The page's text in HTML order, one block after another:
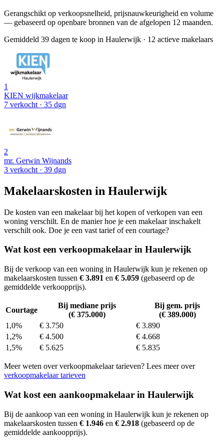
Gerangschikt op verkoopsnelheid, prijsnauwkeurigheid en volume
— gebaseerd op openbare bronnen van de afgelopen 12 maanden.
Gemiddeld 39 dagen te koop in Haulerwijk · 12 actieve makelaars
1
KIEN wijkmakelaar
7 verkocht · 35 dgn
2
mr. Gerwin Wijnands
3 verkocht · 39 dgn
Makelaarskosten in Haulerwijk
De kosten van een makelaar bij het kopen of verkopen van een
woning verschilt. En de manier hoe je een makelaar inschakelt
verschilt ook. Doe je een vast tarief of een courtage?
Wat kost een verkoopmakelaar in Haulerwijk
Bij de verkoop van een woning in Haulerwijk kun je rekenen op
makelaarskosten tussen € 3.891 en € 5.059 (gebaseerd op de
gemiddelde verkoopprijs).
Courtage
Bij mediane prijs
(€ 375.000)
Bij gem. prijs
(€ 389.000)
1,0%
€ 3.750
€ 3.890
1,2%
€ 4.500
€ 4.668
1,5%
€ 5.625 € 5.835
Meer weten over verkoopmakelaar tarieven? Lees meer over
verkoopmakelaar tarieven
Wat kost een aankoopmakelaar in Haulerwijk
Bij de aankoop van een woning in Haulerwijk kun je rekenen op
makelaarskosten tussen € 1.946 en € 2.918 (gebaseerd op de
gemiddelde aankoopprijs).